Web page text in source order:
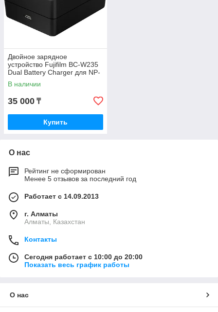
Двойное зарядное
устройство Fujifilm BC-W235
Dual Battery Charger для NP-
W235
В наличии
35 000 ₸
Купить
О нас
Рейтинг не сформирован
Менее 5 отзывов за последний год
Работает с 14.09.2013
г. Алматы
Алматы, Казахстан
Контакты
Сегодня работает с 10:00 до 20:00
Показать весь график работы
О нас